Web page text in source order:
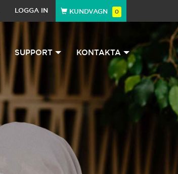
LOGGA IN KUNDVAGN 0
SUPPORT KONTAKTA